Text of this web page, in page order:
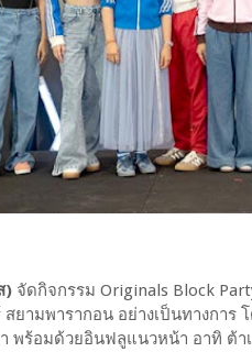
) จัดกิจกรรม Originals Block
สยามพารากอน อย่างเป็นทางกา
พร้อมด้วยอินฟลูแนวหน้า อาทิ ต้า